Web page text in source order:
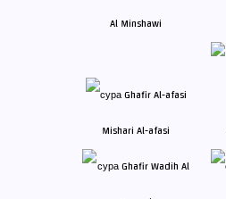
Al Minshawi
Mishari Al-afasi